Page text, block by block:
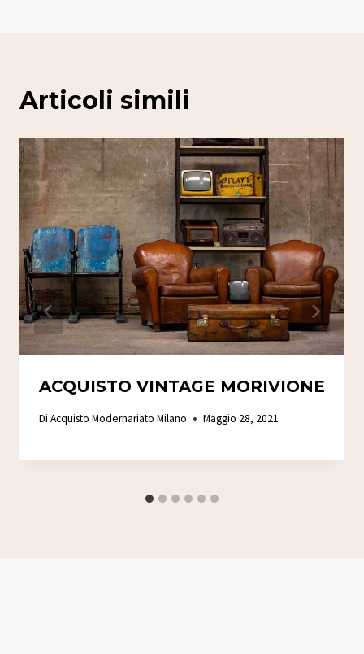
Articoli simili
ACQUISTO VINTAGE MORIVIONE
Di Acquisto Modernariato Milano Maggio 28, 2021